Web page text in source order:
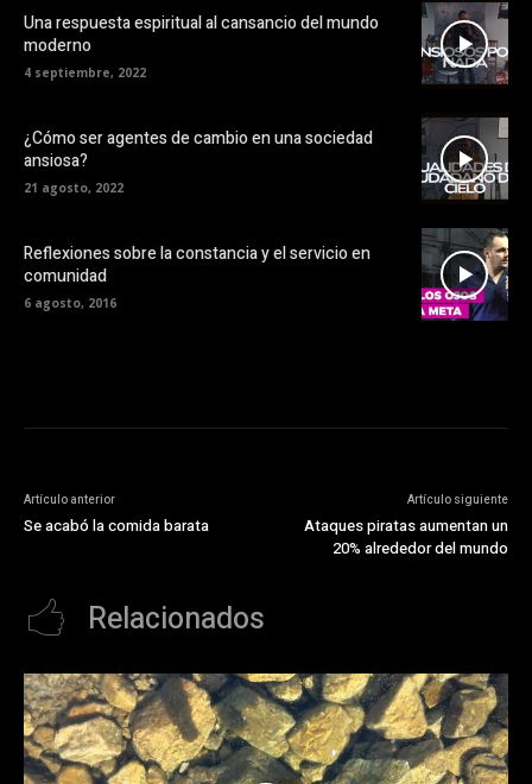
Una respuesta espiritual al cansancio del mundo
moderno
4 septiembre, 2022
¿Cómo ser agentes de cambio en una sociedad
ansiosa?
21 agosto, 2022
Reflexiones sobre la constancia y el servicio en
comunidad
6 agosto, 2016
Artículo anterior
Se acabó la comida barata
Artículo siguiente
Ataques piratas aumentan un
20% alrededor del mundo
Relacionados